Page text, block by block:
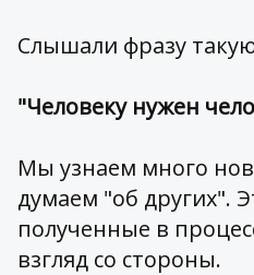
Слышали фразу
"Человеку нужен
Мы узнаем много
думаем "об других".
полученные в
взгляд со стороны.